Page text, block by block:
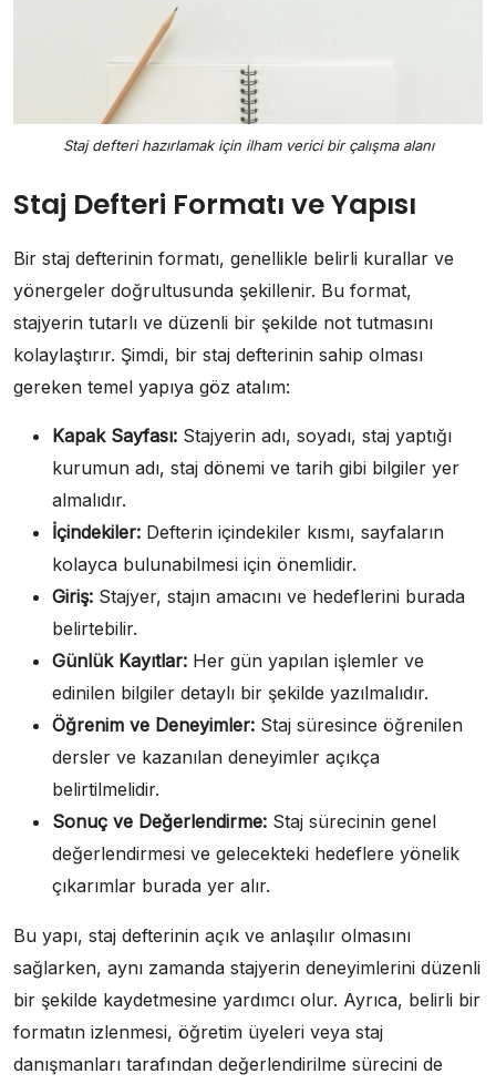
Staj defteri hazırlamak için ilham verici bir çalışma alanı
Staj Defteri Formatı ve Yapısı
Bir staj defterinin formatı, genellikle belirli kurallar ve
yönergeler doğrultusunda şekillenir. Bu format,
stajyerin tutarlı ve düzenli bir şekilde not tutmasını
kolaylaştırır. Şimdi, bir staj defterinin sahip olması
gereken temel yapıya göz atalım:
Kapak Sayfası: Stajyerin adı, soyadı, staj yaptığı
kurumun adı, staj dönemi ve tarih gibi bilgiler yer
almalıdır.
İçindekiler: Defterin içindekiler kısmı, sayfaların
kolayca bulunabilmesi için önemlidir.
Giriş: Stajyer, stajın amacını ve hedeflerini burada
belirtebilir.
Günlük Kayıtlar: Her gün yapılan işlemler ve
edinilen bilgiler detaylı bir şekilde yazılmalıdır.
Öğrenim ve Deneyimler: Staj süresince öğrenilen
dersler ve kazanılan deneyimler açıkça
belirtilmelidir.
Sonuç ve Değerlendirme: Staj sürecinin genel
değerlendirmesi ve gelecekteki hedeflere yönelik
çıkarımlar burada yer alır.
Bu yapı, staj defterinin açık ve anlaşılır olmasını
sağlarken, aynı zamanda stajyerin deneyimlerini düzenli
bir şekilde kaydetmesine yardımcı olur. Ayrıca, belirli bir
formatın izlenmesi, öğretim üyeleri veya staj
danışmanları tarafından değerlendirilme sürecini de